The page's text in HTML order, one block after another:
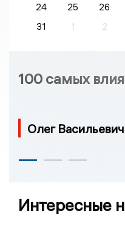
24
25 26
31
1 2
100 самых
Олег
Интересные